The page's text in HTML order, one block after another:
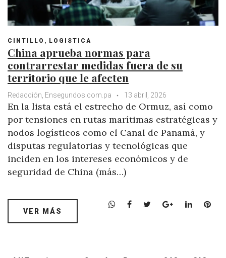
CINTILLO , LOGISTICA
China aprueba normas para
contrarrestar medidas fuera de su
territorio que le afecten
Redacción, Ensegundos.com.pa 13 abril, 2026
En la lista está el estrecho de Ormuz, así como
por tensiones en rutas marítimas estratégicas y
nodos logísticos como el Canal de Panamá, y
disputas regulatorias y tecnológicas que
inciden en los intereses económicos y de
seguridad de China (más…)
W
F
G
L
P
VER MÁS